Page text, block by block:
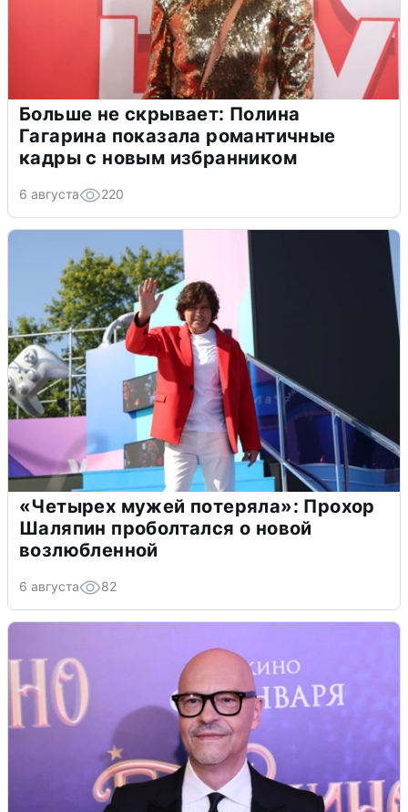
Больше не скрывает: Полина
Гагарина показала романтичные
кадры с новым избранником
6 августа 220
«Четырех мужей потеряла»: Прохор
Шаляпин проболтался о новой
возлюбленной
6 августа 82